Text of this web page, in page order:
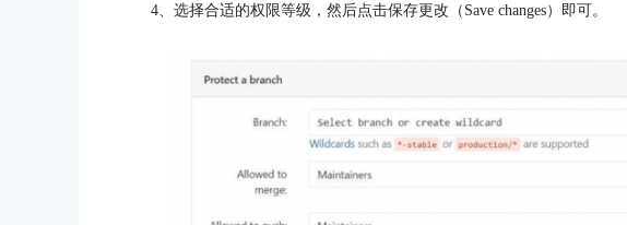
4、选择合适的权限等级，然后点击保存更改（Save changes）即可。